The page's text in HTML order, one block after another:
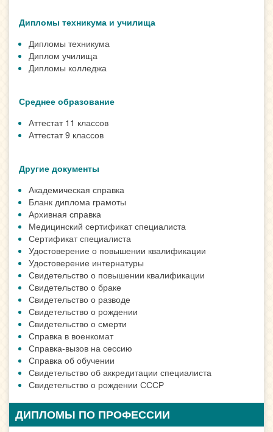
Дипломы техникума и училища
Дипломы техникума
Диплом училища
Дипломы колледжа
Среднее образование
Аттестат 11 классов
Аттестат 9 классов
Другие документы
Академическая справка
Бланк диплома грамоты
Архивная справка
Медицинский сертификат специалиста
Сертификат специалиста
Удостоверение о повышении квалификации
Удостоверение интернатуры
Свидетельство о повышении квалификации
Свидетельство о браке
Свидетельство о разводе
Свидетельство о рождении
Свидетельство о смерти
Справка в военкомат
Справка-вызов на сессию
Справка об обучении
Свидетельство об аккредитации специалиста
Свидетельство о рождении СССР
ДИПЛОМЫ ПО ПРОФЕССИИ